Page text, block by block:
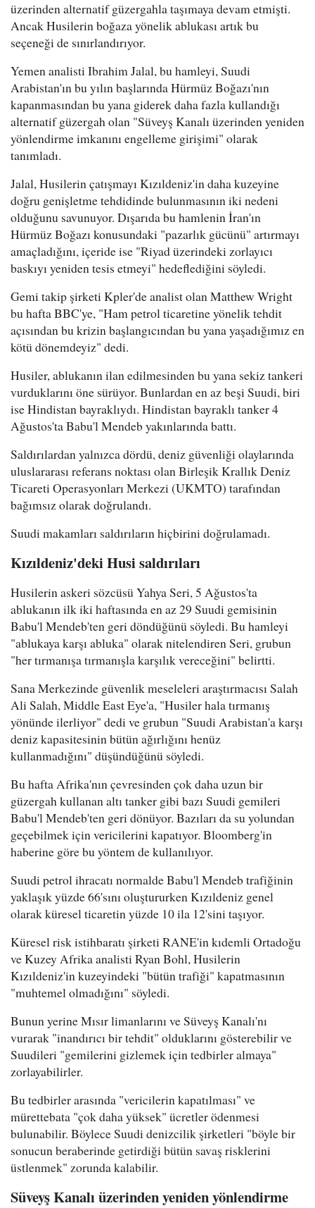
üzerinden alternatif güzergahla taşımaya devam etmişti.
Ancak Husilerin boğaza yönelik ablukası artık bu
seçeneği de sınırlandırıyor.
Yemen analisti Ibrahim Jalal, bu hamleyi, Suudi
Arabistan'ın bu yılın başlarında Hürmüz Boğazı'nın
kapanmasından bu yana giderek daha fazla kullandığı
alternatif güzergah olan "Süveyş Kanalı üzerinden yeniden
yönlendirme imkanını engelleme girişimi" olarak
tanımladı.
Jalal, Husilerin çatışmayı Kızıldeniz'in daha kuzeyine
doğru genişletme tehdidinde bulunmasının iki nedeni
olduğunu savunuyor. Dışarıda bu hamlenin İran'ın
Hürmüz Boğazı konusundaki "pazarlık gücünü" artırmayı
amaçladığını, içeride ise "Riyad üzerindeki zorlayıcı
baskıyı yeniden tesis etmeyi" hedeflediğini söyledi.
Gemi takip şirketi Kpler'de analist olan Matthew Wright
bu hafta BBC'ye, "Ham petrol ticaretine yönelik tehdit
açısından bu krizin başlangıcından bu yana yaşadığımız en
kötü dönemdeyiz" dedi.
Husiler, ablukanın ilan edilmesinden bu yana sekiz tankeri
vurduklarını öne sürüyor. Bunlardan en az beşi Suudi, biri
ise Hindistan bayraklıydı. Hindistan bayraklı tanker 4
Ağustos'ta Babu'l Mendeb yakınlarında battı.
Saldırılardan yalnızca dördü, deniz güvenliği olaylarında
uluslararası referans noktası olan Birleşik Krallık Deniz
Ticareti Operasyonları Merkezi (UKMTO) tarafından
bağımsız olarak doğrulandı.
Suudi makamları saldırıların hiçbirini doğrulamadı.
Kızıldeniz'deki Husi saldırıları
Husilerin askeri sözcüsü Yahya Seri, 5 Ağustos'ta
ablukanın ilk iki haftasında en az 29 Suudi gemisinin
Babu'l Mendeb'ten geri döndüğünü söyledi. Bu hamleyi
"ablukaya karşı abluka" olarak nitelendiren Seri, grubun
"her tırmanışa tırmanışla karşılık vereceğini" belirtti.
Sana Merkezinde güvenlik meseleleri araştırmacısı Salah
Ali Salah, Middle East Eye'a, "Husiler hala tırmanış
yönünde ilerliyor" dedi ve grubun "Suudi Arabistan'a karşı
deniz kapasitesinin bütün ağırlığını henüz
kullanmadığını" düşündüğünü söyledi.
Bu hafta Afrika'nın çevresinden çok daha uzun bir
güzergah kullanan altı tanker gibi bazı Suudi gemileri
Babu'l Mendeb'ten geri dönüyor. Bazıları da su yolundan
geçebilmek için vericilerini kapatıyor. Bloomberg'in
haberine göre bu yöntem de kullanılıyor.
Suudi petrol ihracatı normalde Babu'l Mendeb trafiğinin
yaklaşık yüzde 66'sını oluştururken Kızıldeniz genel
olarak küresel ticaretin yüzde 10 ila 12'sini taşıyor.
Küresel risk istihbaratı şirketi RANE'in kıdemli Ortadoğu
ve Kuzey Afrika analisti Ryan Bohl, Husilerin
Kızıldeniz'in kuzeyindeki "bütün trafiği" kapatmasının
"muhtemel olmadığını" söyledi.
Bunun yerine Mısır limanlarını ve Süveyş Kanalı'nı
vurarak "inandırıcı bir tehdit" olduklarını gösterebilir ve
Suudileri "gemilerini gizlemek için tedbirler almaya"
zorlayabilirler.
Bu tedbirler arasında "vericilerin kapatılması" ve
mürettebata "çok daha yüksek" ücretler ödenmesi
bulunabilir. Böylece Suudi denizcilik şirketleri "böyle bir
sonucun beraberinde getirdiği bütün savaş risklerini
üstlenmek" zorunda kalabilir.
Süveyş Kanalı üzerinden yeniden yönlendirme